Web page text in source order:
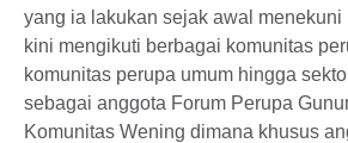
yang ia lakukan sejak awal menekuni
kini mengikuti berbagai komunitas
komunitas perupa umum hingga
sebagai anggota Forum Perupa
Komunitas Wening dimana khusus